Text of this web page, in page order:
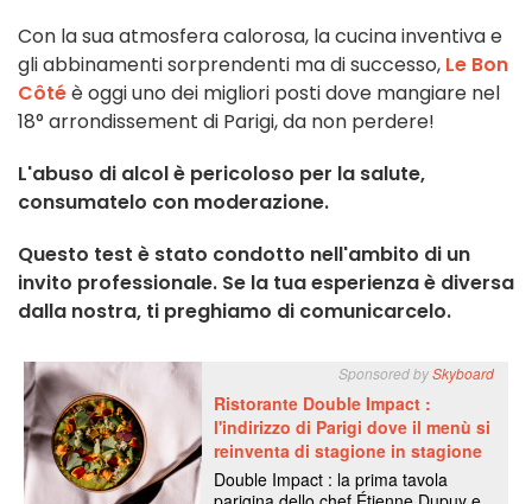
Con la sua atmosfera calorosa, la cucina inventiva e
gli abbinamenti sorprendenti ma di successo, Le Bon
Côtéè oggi uno dei migliori posti dove mangiare nel
18° arrondissement di Parigi, da non perdere!
L'abuso di alcol è pericoloso per la salute,
consumatelo con moderazione.
Questo test è stato condotto nell'ambito di un
invito professionale. Se la tua esperienza è diversa
dalla nostra, ti preghiamo di comunicarcelo.